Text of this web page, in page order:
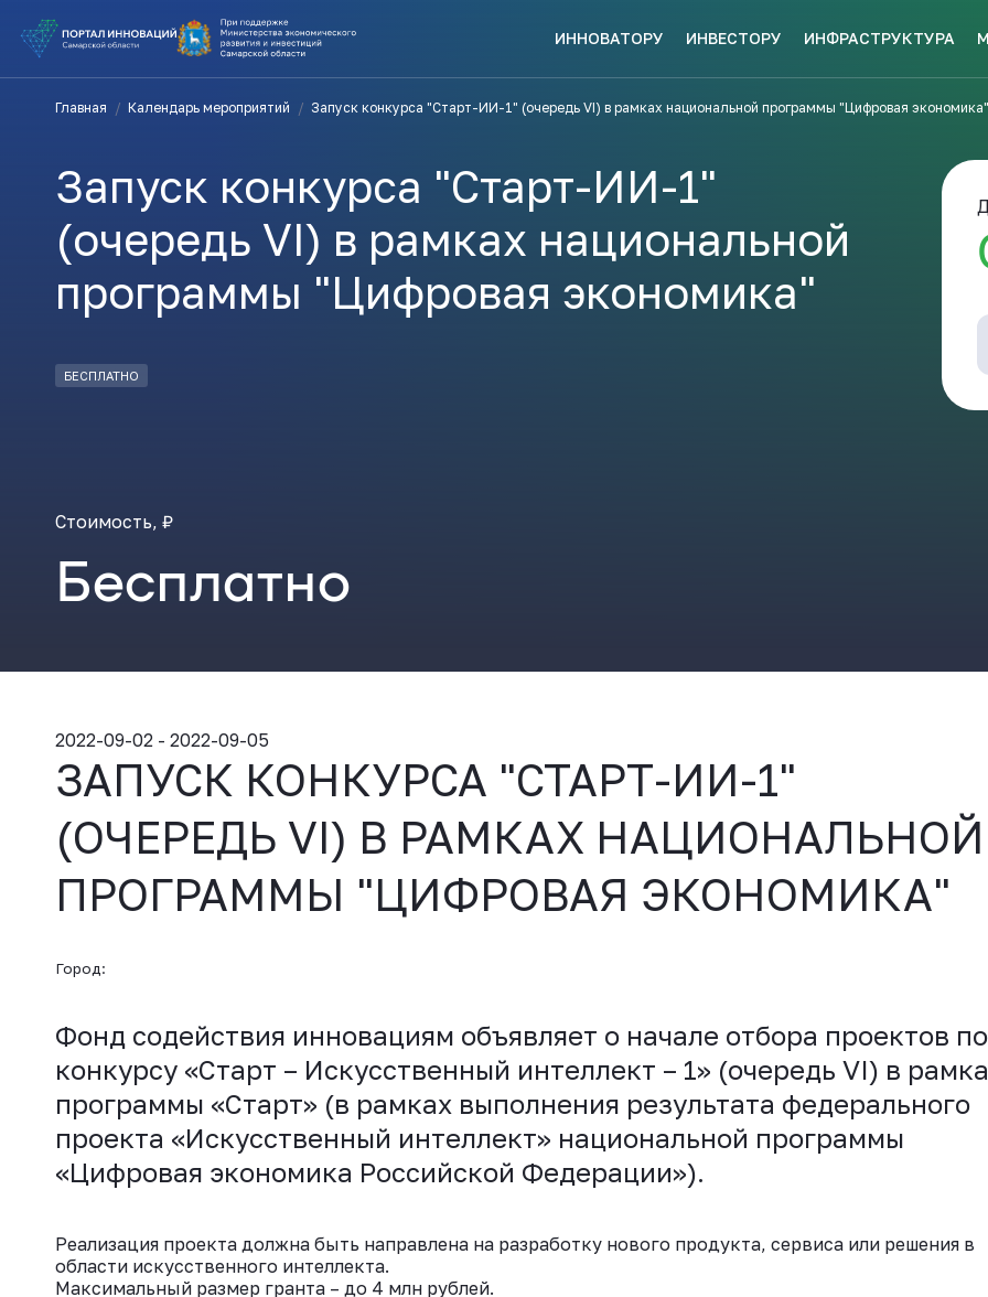
ИННОВАТОРУ ИНВЕСТОРУ ИНФРАСТРУКТУРА
Главная / Календарь мероприятий / Запуск конкурса "Старт-ИИ-1" (очередь VI) в рамках национальной программы "Цифровая экономика"
Запуск конкурса "Старт-ИИ-1"
(очередь VI) в рамках национальной
программы "Цифровая экономика"
БЕСПЛАТНО
Стоимость, ₽
Бесплатно
2022-09-02 - 2022-09-05
ЗАПУСК КОНКУРСА "СТАРТ-ИИ-1"
(ОЧЕРЕДЬ VI) В РАМКАХ НАЦИОНАЛЬНОЙ
ПРОГРАММЫ "ЦИФРОВАЯ ЭКОНОМИКА"
Город:
Фонд содействия инновациям объявляет о начале отбора проектов по
конкурсу «Старт – Искусственный интеллект – 1» (очередь VI) в
программы «Старт» (в рамках выполнения результата федерального
проекта «Искусственный интеллект» национальной программы
«Цифровая экономика Российской Федерации»).
Реализация проекта должна быть направлена на разработку нового продукта, сервиса или решения в
области искусственного интеллекта.
Максимальный размер гранта – до 4 млн рублей.
Актуальные конкурсы Анонсы публикаций
ВЫ В ПОИСКЕ МЕР
ВАМ СЮДА
НАВИГАТОР
ПОЛЕЗНЫЕ СТАТЬИ